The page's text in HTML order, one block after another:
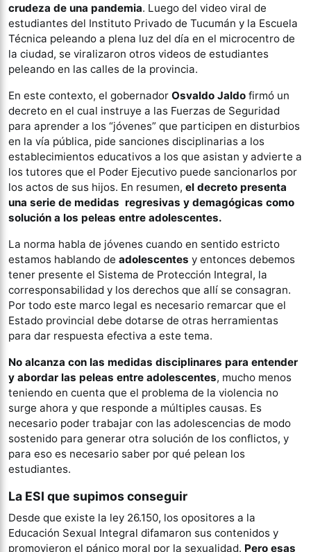
crudeza de una pandemia. Luego del video viral de
estudiantes del Instituto Privado de Tucumán y la Escuela
Técnica peleando a plena luz del día en el microcentro de
la ciudad, se viralizaron otros videos de estudiantes
peleando en las calles de la provincia.
En este contexto, el gobernador Osvaldo Jaldo firmó un
decreto en el cual instruye a las Fuerzas de Seguridad
para aprender a los “jóvenes” que participen en disturbios
en la vía pública, pide sanciones disciplinarias a los
establecimientos educativos a los que asistan y advierte a
los tutores que el Poder Ejecutivo puede sancionarlos por
los actos de sus hijos. En resumen, el decreto presenta
una serie de medidas regresivas y demagógicas como
solución a los peleas entre adolescentes.
La norma habla de jóvenes cuando en sentido estricto
estamos hablando de adolescentes y entonces debemos
tener presente el Sistema de Protección Integral, la
corresponsabilidad y los derechos que allí se consagran.
Por todo este marco legal es necesario remarcar que el
Estado provincial debe dotarse de otras herramientas
para dar respuesta efectiva a este tema.
No alcanza con las medidas disciplinares para entender
y abordar las peleas entre adolescentes, mucho menos
teniendo en cuenta que el problema de la violencia no
surge ahora y que responde a múltiples causas. Es
necesario poder trabajar con las adolescencias de modo
sostenido para generar otra solución de los conflictos, y
para eso es necesario saber por qué pelean los
estudiantes.
La ESI que supimos conseguir
Desde que existe la ley 26.150, los opositores a la
Educación Sexual Integral difamaron sus contenidos y
promovieron el pánico moral por la sexualidad. Pero esas